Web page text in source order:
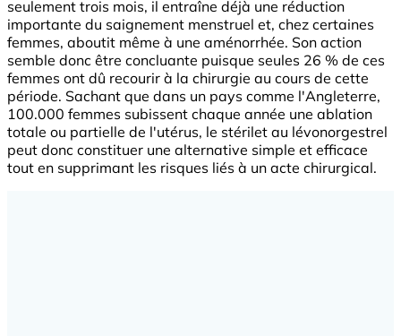
seulement trois mois, il entraîne déjà une réduction
importante du saignement menstruel et, chez certaines
femmes, aboutit même à une aménorrhée. Son action
semble donc être concluante puisque seules 26 % de ces
femmes ont dû recourir à la chirurgie au cours de cette
période. Sachant que dans un pays comme l'Angleterre,
100.000 femmes subissent chaque année une ablation
totale ou partielle de l'utérus, le stérilet au lévonorgestrel
peut donc constituer une alternative simple et efficace
tout en supprimant les risques liés à un acte chirurgical.